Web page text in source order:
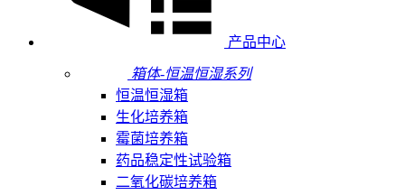
产品中心
箱体-恒温恒湿系列
恒温恒湿箱
生化培养箱
霉菌培养箱
药品稳定性试验箱
二氧化碳培养箱